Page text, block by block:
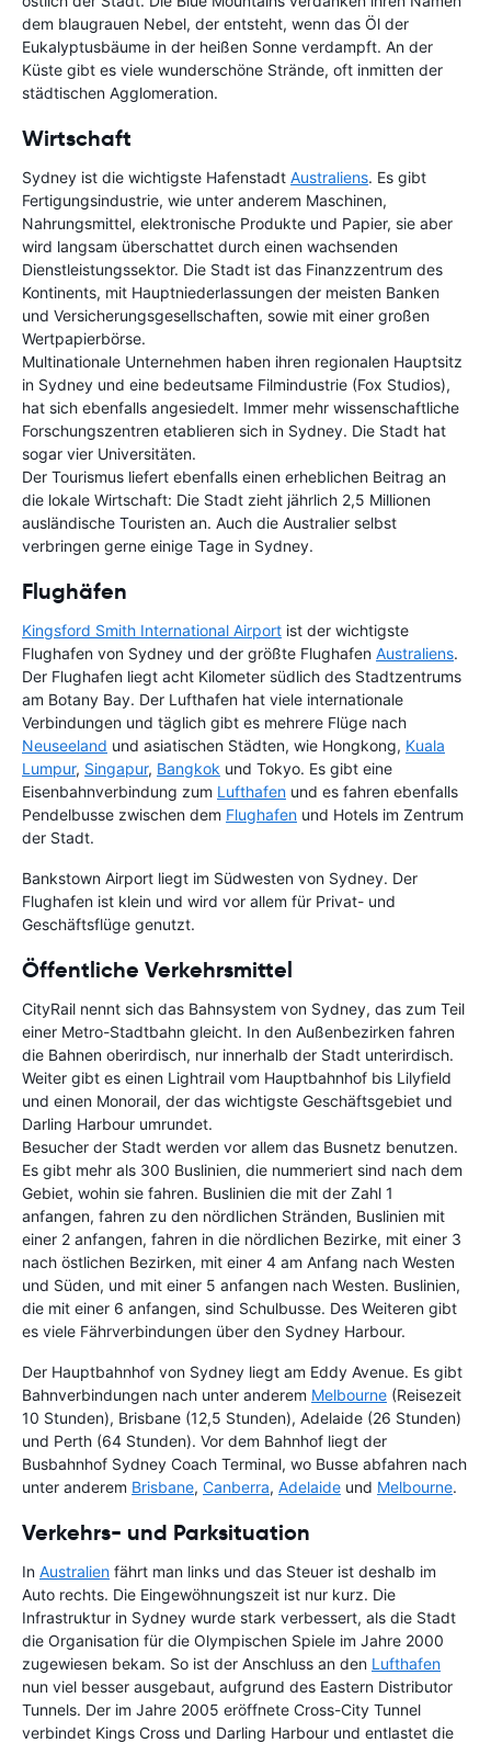
dem blaugrauen Nebel, der entsteht, wenn das Öl der
Eukalyptusbäume in der heißen Sonne verdampft. An der
Küste gibt es viele wunderschöne Strände, oft inmitten der
städtischen Agglomeration.
Wirtschaft
Sydney ist die wichtigste Hafenstadt Australiens. Es gibt
Fertigungsindustrie, wie unter anderem Maschinen,
Nahrungsmittel, elektronische Produkte und Papier, sie aber
wird langsam überschattet durch einen wachsenden
Dienstleistungssektor. Die Stadt ist das Finanzzentrum des
Kontinents, mit Hauptniederlassungen der meisten Banken
und Versicherungsgesellschaften, sowie mit einer großen
Wertpapierbörse.
Multinationale Unternehmen haben ihren regionalen Hauptsitz
in Sydney und eine bedeutsame Filmindustrie (Fox Studios),
hat sich ebenfalls angesiedelt. Immer mehr wissenschaftliche
Forschungszentren etablieren sich in Sydney. Die Stadt hat
sogar vier Universitäten.
Der Tourismus liefert ebenfalls einen erheblichen Beitrag an
die lokale Wirtschaft: Die Stadt zieht jährlich 2,5 Millionen
ausländische Touristen an. Auch die Australier selbst
verbringen gerne einige Tage in Sydney.
Flughäfen
Kingsford Smith International Airport ist der wichtigste
Flughafen von Sydney und der größte Flughafen Australiens.
Der Flughafen liegt acht Kilometer südlich des Stadtzentrums
am Botany Bay. Der Lufthafen hat viele internationale
Verbindungen und täglich gibt es mehrere Flüge nach
Neuseeland und asiatischen Städten, wie Hongkong, Kuala
Lumpur, Singapur, Bangkok und Tokyo. Es gibt eine
Eisenbahnverbindung zum Lufthafen und es fahren ebenfalls
Pendelbusse zwischen dem Flughafen und Hotels im Zentrum
der Stadt.
Bankstown Airport liegt im Südwesten von Sydney. Der
Flughafen ist klein und wird vor allem für Privat- und
Geschäftsflüge genutzt.
Öffentliche Verkehrsmittel
CityRail nennt sich das Bahnsystem von Sydney, das zum Teil
einer Metro-Stadtbahn gleicht. In den Außenbezirken fahren
die Bahnen oberirdisch, nur innerhalb der Stadt unterirdisch.
Weiter gibt es einen Lightrail vom Hauptbahnhof bis Lilyfield
und einen Monorail, der das wichtigste Geschäftsgebiet und
Darling Harbour umrundet.
Besucher der Stadt werden vor allem das Busnetz benutzen.
Es gibt mehr als 300 Buslinien, die nummeriert sind nach dem
Gebiet, wohin sie fahren. Buslinien die mit der Zahl 1
anfangen, fahren zu den nördlichen Stränden, Buslinien mit
einer 2 anfangen, fahren in die nördlichen Bezirke, mit einer 3
nach östlichen Bezirken, mit einer 4 am Anfang nach Westen
und Süden, und mit einer 5 anfangen nach Westen. Buslinien,
die mit einer 6 anfangen, sind Schulbusse. Des Weiteren gibt
es viele Fährverbindungen über den Sydney Harbour.
Der Hauptbahnhof von Sydney liegt am Eddy Avenue. Es gibt
Bahnverbindungen nach unter anderem Melbourne (Reisezeit
10 Stunden), Brisbane (12,5 Stunden), Adelaide (26 Stunden)
und Perth (64 Stunden). Vor dem Bahnhof liegt der
Busbahnhof Sydney Coach Terminal, wo Busse abfahren nach
unter anderem Brisbane, Canberra, Adelaide und Melbourne.
Verkehrs- und Parksituation
In Australien fährt man links und das Steuer ist deshalb im
Auto rechts. Die Eingewöhnungszeit ist nur kurz. Die
Infrastruktur in Sydney wurde stark verbessert, als die Stadt
die Organisation für die Olympischen Spiele im Jahre 2000
zugewiesen bekam. So ist der Anschluss an den Lufthafen
nun viel besser ausgebaut, aufgrund des Eastern Distributor
Tunnels. Der im Jahre 2005 eröffnete Cross-City Tunnel
verbindet Kings Cross und Darling Harbour und entlastet die